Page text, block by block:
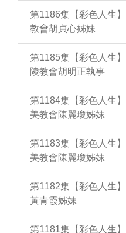
第1186集【彩色人生
教會胡貞心姊妹
第1185集【彩色人生
陵教會胡明正執事
第1184集【彩色人生
美教會陳麗瓊姊妹
第1183集【彩色人生
美教會陳麗瓊姊妹
第1182集【彩色人生
黃青霞姊妹
第1181集【彩色人生